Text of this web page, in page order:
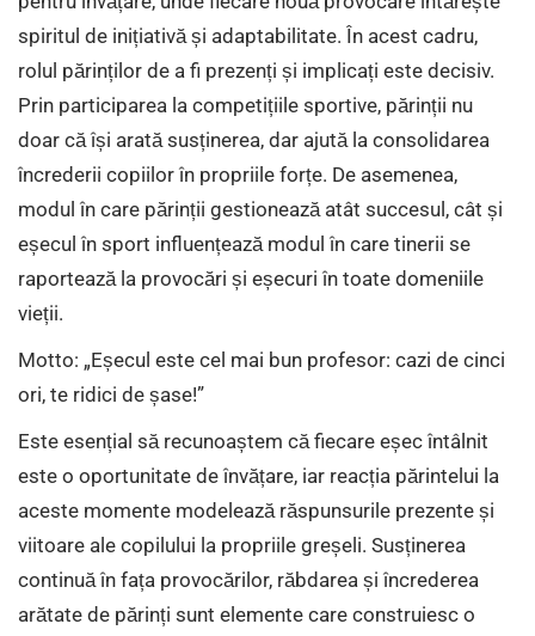
spiritul de inițiativă și adaptabilitate. În acest cadru,
rolul părinților de a fi prezenți și implicați este decisiv.
Prin participarea la competițiile sportive, părinții nu
doar că își arată susținerea, dar ajută la consolidarea
încrederii copiilor în propriile forțe. De asemenea,
modul în care părinții gestionează atât succesul, cât și
eșecul în sport influențează modul în care tinerii se
raportează la provocări și eșecuri în toate domeniile
vieții.
Motto: „Eșecul este cel mai bun profesor: cazi de cinci
ori, te ridici de șase!”
Este esențial să recunoaștem că fiecare eșec întâlnit
este o oportunitate de învățare, iar reacția părintelui la
aceste momente modelează răspunsurile prezente și
viitoare ale copilului la propriile greșeli. Susținerea
continuă în fața provocărilor, răbdarea și încrederea
arătate de părinți sunt elemente care construiesc o